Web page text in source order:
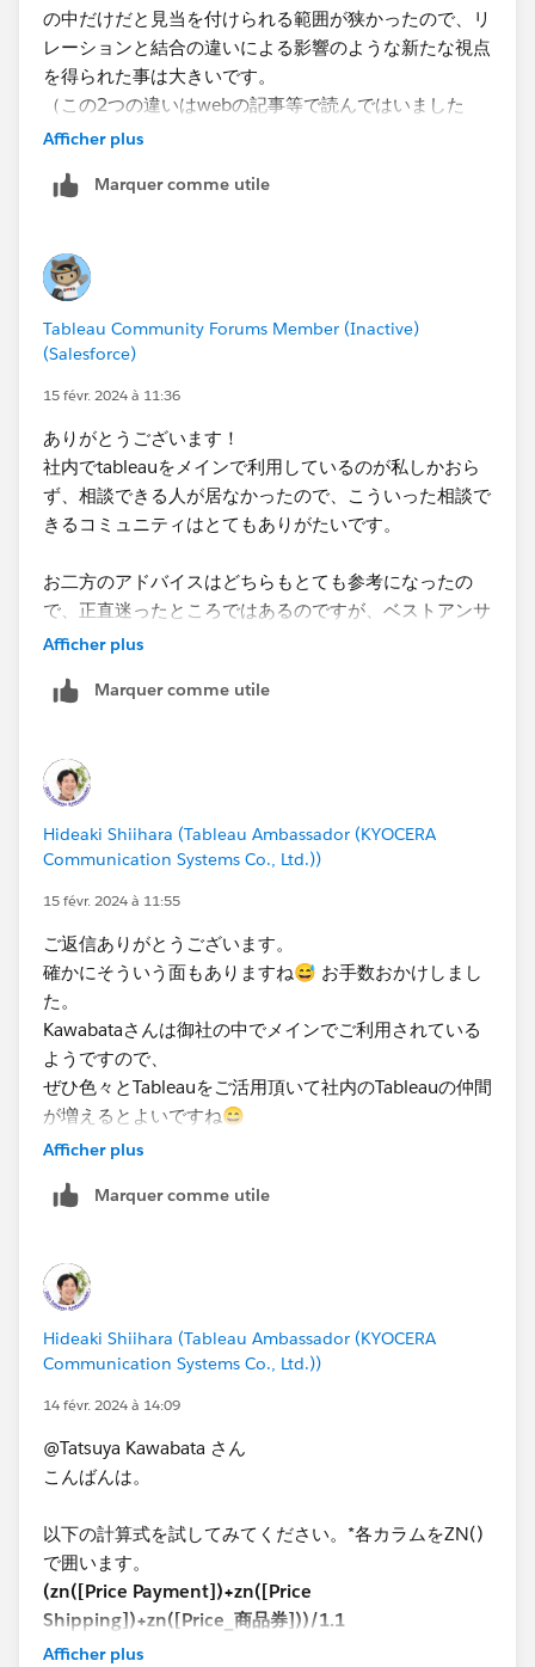
の中だけだと見当を付けられる範囲が狭かったので、リ
レーションと結合の違いによる影響のような新たな視点
を得られた事は大きいです。
（この2つの違いはwebの記事等で読んではいました
が、リレーションシップが上位互換ぐらいの認識でし
また何か質問させて頂く事があるかもしれませんが、今
後ともよろしくお願い致します。
Afficher plus
Marquer comme utile
Tableau Community Forums Member (Inactive)
(Salesforce)
15 févr. 2024 à 11:36
ありがとうございます！
社内でtableauをメインで利用しているのが私しかおら
ず、相談できる人が居なかったので、こういった相談で
きるコミュニティはとてもありがたいです。
お二方のアドバイスはどちらもとても参考になったの
で、正直迷ったところではあるのですが、ベストアンサ
ーによって同じ問題を抱えた他の方が解決しやすくなる
決策となったShiiharaさまの投稿に入れさせていただき
Afficher plus
Marquer comme utile
Hideaki Shiihara (Tableau Ambassador (KYOCERA
Communication Systems Co., Ltd.))
15 févr. 2024 à 11:55
ご返信ありがとうございます。
確かにそういう面もありますね😅 お手数おかけしまし
た。
Kawabataさんは御社の中でメインでご利用されている
ようですので、
ぜひ色々とTableauをご活用頂いて社内のTableauの仲間
が増えるとよいですね😄
Afficher plus
Marquer comme utile
Hideaki Shiihara (Tableau Ambassador (KYOCERA
Communication Systems Co., Ltd.))
14 févr. 2024 à 14:09
@Tatsuya Kawabata さん
こんばんは。
以下の計算式を試してみてください。*各カラムをZN()
で囲います。
(zn([Price Payment])+zn([Price
Shipping])+zn([Price_商品券]))/1.1
Afficher plus